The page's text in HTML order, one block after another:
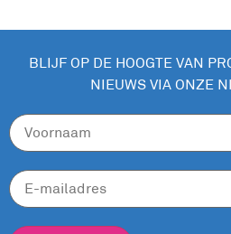
BLIJF OP DE HOOGTE VAN
NIEUWS VIA ONZE